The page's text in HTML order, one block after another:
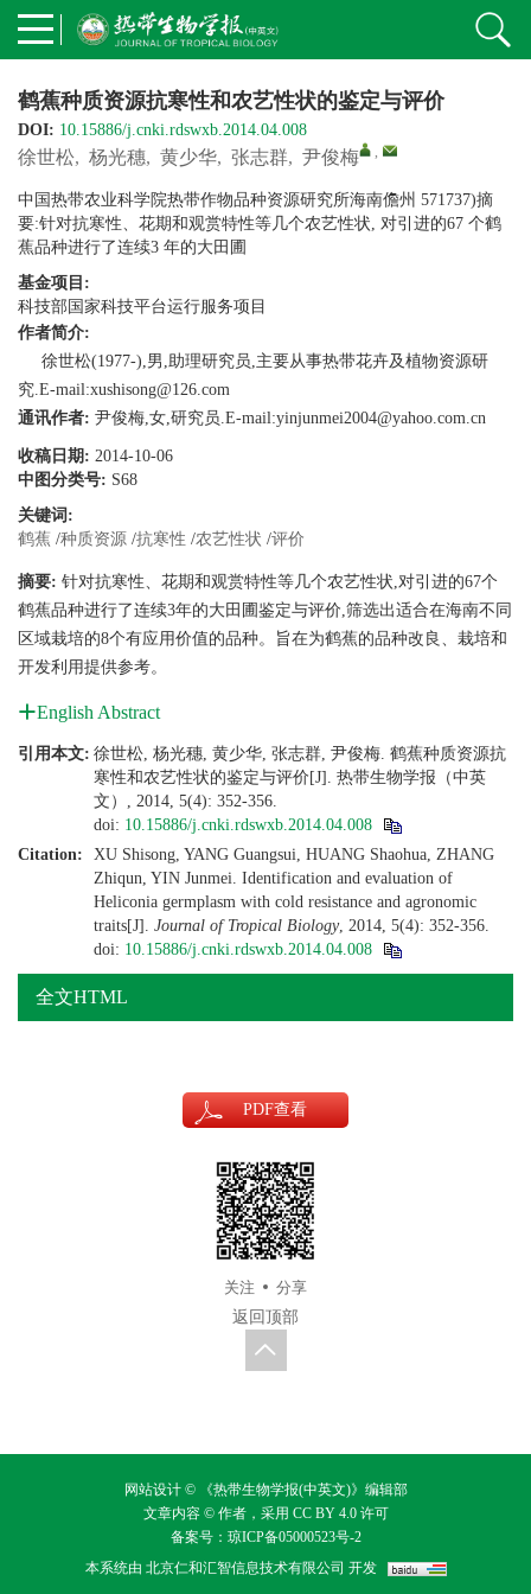
鹤蕉种质资源抗寒性和农艺性状的鉴定与评价
DOI: 10.15886/j.cnki.rdswxb.2014.04.008
徐世松, 杨光穗, 黄少华, 张志群, 尹俊梅 ,
中国热带农业科学院热带作物品种资源研究所海南儋州 571737)摘
要:针对抗寒性、花期和观赏特性等几个农艺性状, 对引进的67 个鹤
蕉品种进行了连续3 年的大田圃
基金项目:
科技部国家科技平台运行服务项目
作者简介:
徐世松(1977-),男,助理研究员,主要从事热带花卉及植物资源研
究.E-mail:xushisong@126.com
通讯作者: 尹俊梅,女,研究员.E-mail:yinjunmei2004@yahoo.com.cn
收稿日期: 2014-10-06
中图分类号: S68
关键词:
鹤蕉 /种质资源 /抗寒性 /农艺性状 /评价
摘要: 针对抗寒性、花期和观赏特性等几个农艺性状,对引进的67个
鹤蕉品种进行了连续3年的大田圃鉴定与评价,筛选出适合在海南不同
区域栽培的8个有应用价值的品种。旨在为鹤蕉的品种改良、栽培和
开发利用提供参考。
English Abstract
引用本文: 徐世松, 杨光穗, 黄少华, 张志群, 尹俊梅. 鹤蕉种质资源抗
寒性和农艺性状的鉴定与评价[J]. 热带生物学报（中英
文）, 2014, 5(4): 352-356.
doi: 10.15886/j.cnki.rdswxb.2014.04.008
Citation:
XU Shisong, YANG Guangsui, HUANG Shaohua, ZHANG
Zhiqun, YIN Junmei. Identification and evaluation of
Heliconia germplasm with cold resistance and agronomic
traits[J]. Journal of Tropical Biology, 2014, 5(4): 352-356.
doi: 10.15886/j.cnki.rdswxb.2014.04.008
全文HTML
PDF查看
关注
分享
返回顶部
网站设计 © 《热带生物学报(中英文)》编辑部
文章内容 © 作者，采用 CC BY 4.0许可
备案号： 琼ICP备05000523号-2
本系统由 北京仁和汇智信息技术有限公司 开发